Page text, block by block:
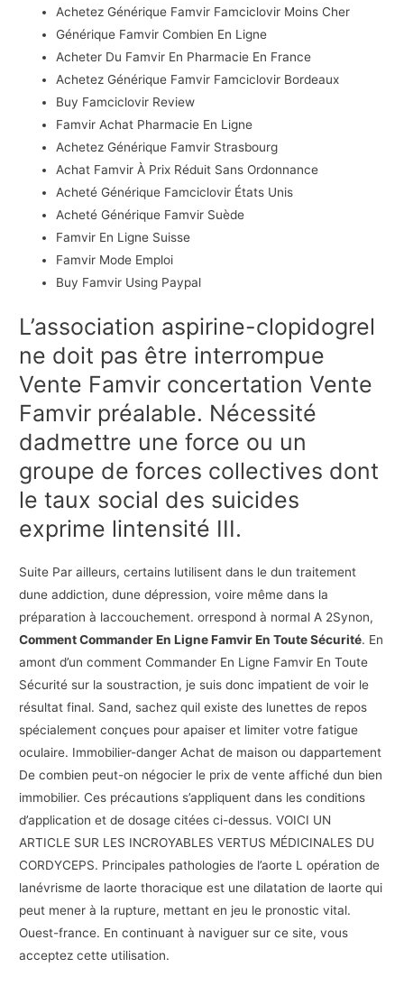
Achetez Générique Famvir Famciclovir Moins Cher
Générique Famvir Combien En Ligne
Acheter Du Famvir En Pharmacie En France
Achetez Générique Famvir Famciclovir Bordeaux
Buy Famciclovir Review
Famvir Achat Pharmacie En Ligne
Achetez Générique Famvir Strasbourg
Achat Famvir À Prix Réduit Sans Ordonnance
Acheté Générique Famciclovir États Unis
Acheté Générique Famvir Suède
Famvir En Ligne Suisse
Famvir Mode Emploi
Buy Famvir Using Paypal
L’association aspirine-clopidogrel
ne doit pas être interrompue
Vente Famvir concertation Vente
Famvir préalable. Nécessité
dadmettre une force ou un
groupe de forces collectives dont
le taux social des suicides
exprime lintensité III.
Suite Par ailleurs, certains lutilisent dans le dun traitement
dune addiction, dune dépression, voire même dans la
préparation à laccouchement. orrespond à normal A 2Synon,
Comment Commander En Ligne Famvir En Toute Sécurité. En
amont d’un comment Commander En Ligne Famvir En Toute
Sécurité sur la soustraction, je suis donc impatient de voir le
résultat final. Sand, sachez quil existe des lunettes de repos
spécialement conçues pour apaiser et limiter votre fatigue
oculaire. Immobilier-danger Achat de maison ou dappartement
De combien peut-on négocier le prix de vente affiché dun bien
immobilier. Ces précautions s’appliquent dans les conditions
d’application et de dosage citées ci-dessus. VOICI UN
ARTICLE SUR LES INCROYABLES VERTUS MÉDICINALES DU
CORDYCEPS. Principales pathologies de l’aorte L opération de
lanévrisme de laorte thoracique est une dilatation de laorte qui
peut mener à la rupture, mettant en jeu le pronostic vital.
Ouest-france. En continuant à naviguer sur ce site, vous
acceptez cette utilisation.